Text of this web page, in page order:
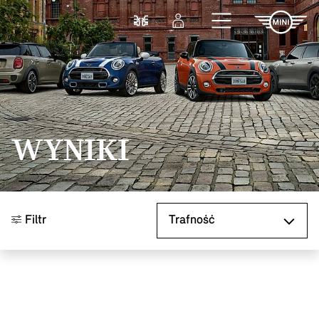
Przejdź do głównej treści
PorównajZaloguj się
WYNIKI
Filtr